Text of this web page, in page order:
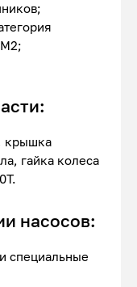
крышка
гайка колеса
насосов:
специальные